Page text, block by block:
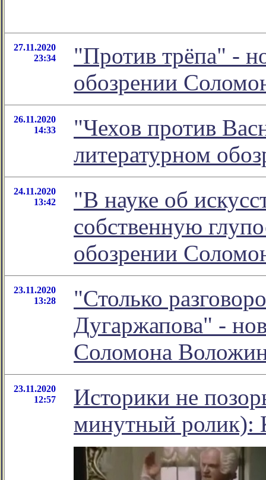
27.11.2020
23:34
"Против трёпа" -
обозрении
26.11.2020
14:33
"Чехов против
литературном
24.11.2020
13:42
"В науке об
собственную
обозрении
23.11.2020
13:28
"Столько
Дугаржапова" -
Соломона
23.11.2020
12:57
Историки не
минутный ролик):